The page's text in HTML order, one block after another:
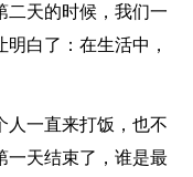
二天的时候，我们一
白了：在生活中，
人一直来打饭，也不
一天结束了，谁是最